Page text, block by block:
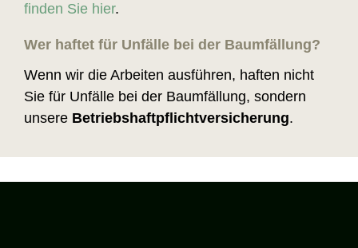
finden Sie hier.
Wer haftet für Unfälle bei der Baumfällung?
Wenn wir die Arbeiten ausführen, haften nicht
Sie für Unfälle bei der Baumfällung, sondern
unsere Betriebshaftpflichtversicherung.